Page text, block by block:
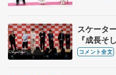
スケータ
『成長そ
める』 真
コメント全文